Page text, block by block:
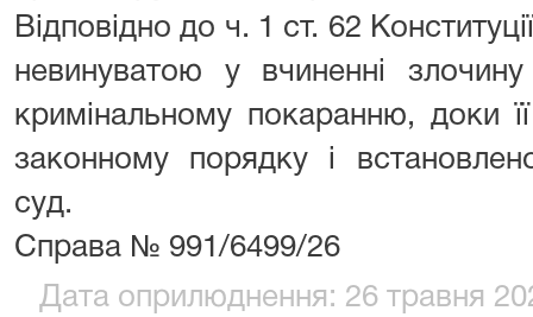
Відповідно до ч. 1 ст. 62
невинуватою у вчиненні
кримінальному покаранню, доки
законному порядку і
суд.
Справа № 991/6499/26
Дата оприлюднення: 26 травня